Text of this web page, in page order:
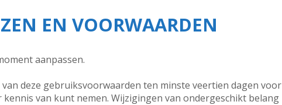
EN VOORWAARDEN
aanpassen.
deze gebruiksvoorwaarden ten minste veertien dagen voor
van kunt nemen. Wijzigingen van ondergeschikt belang